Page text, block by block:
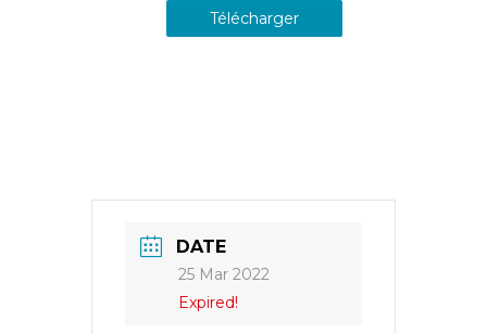
Télécharger
DATE
25 Mar 2022
Expired!